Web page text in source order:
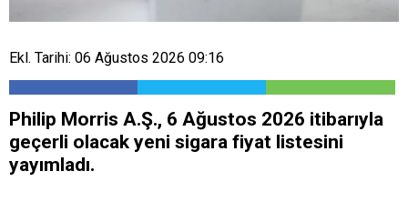
Ekl. Tarihi: 06 Ağustos 2026 09:16
Philip Morris A.Ş., 6 Ağustos 2026 itibarıyla
geçerli olacak yeni sigara fiyat listesini
yayımladı.